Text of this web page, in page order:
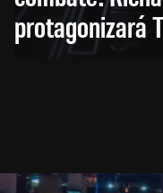
protagonizará